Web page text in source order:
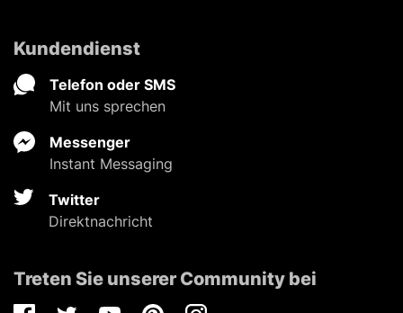
Kundendienst
Telefon oder SMS
Mit uns sprechen
Messenger
Instant Messaging
Twitter
Direktnachricht
Treten Sie unserer Community bei